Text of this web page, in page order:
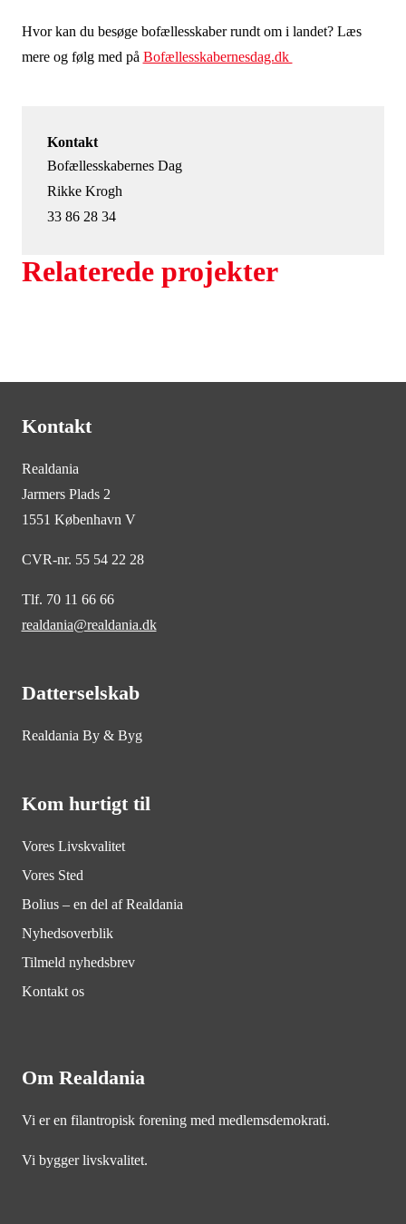
Hvor kan du besøge bofællesskaber rundt om i landet? Læs
mere og følg med på Bofællesskabernesdag.dk
Kontakt
Bofællesskabernes Dag
Rikke Krogh
33 86 28 34
Relaterede projekter
Kontakt
Realdania
Jarmers Plads 2
1551 København V
CVR-nr. 55 54 22 28
Tlf. 70 11 66 66
realdania@realdania.dk
Datterselskab
Realdania By & Byg
Kom hurtigt til
Vores Livskvalitet
Vores Sted
Bolius – en del af Realdania
Nyhedsoverblik
Tilmeld nyhedsbrev
Kontakt os
Om Realdania
Vi er en filantropisk forening med medlemsdemokrati.
Vi bygger livskvalitet.